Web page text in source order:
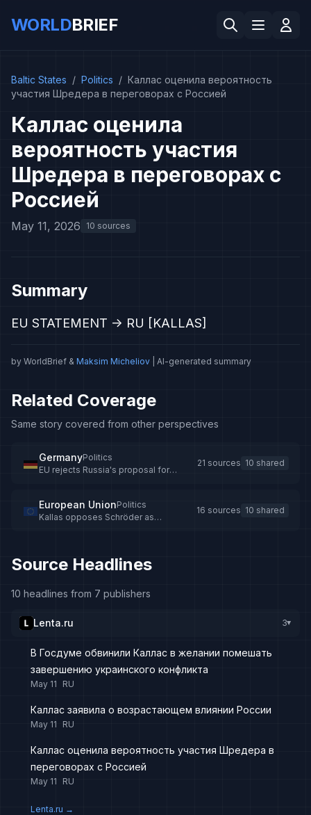
WORLDBRIEF
Baltic States / Politics / Каллас оценила вероятность
участия Шредера в переговорах с Россией
Каллас оценила
вероятность участия
Шредера в переговорах с
Россией
May 11, 2026 10 sources
Summary
EU STATEMENT -> RU [KALLAS]
by WorldBrief & Maksim Micheliov | AI-generated summary
Related Coverage
Same story covered from other perspectives
GermanyPolitics
EU rejects Russia's proposal for
21 sources 10 shared
European UnionPolitics
Kallas opposes Schröder as
16 sources 10 shared
Source Headlines
10 headlines from 7 publishers
Lenta.ru 3▸
В Госдуме обвинили Каллас в желании помешать
завершению украинского конфликта
May 11 RU
Каллас заявила о возрастающем влиянии России
May 11 RU
Каллас оценила вероятность участия Шредера в
переговорах с Россией
May 11 RU
Lenta.ru →